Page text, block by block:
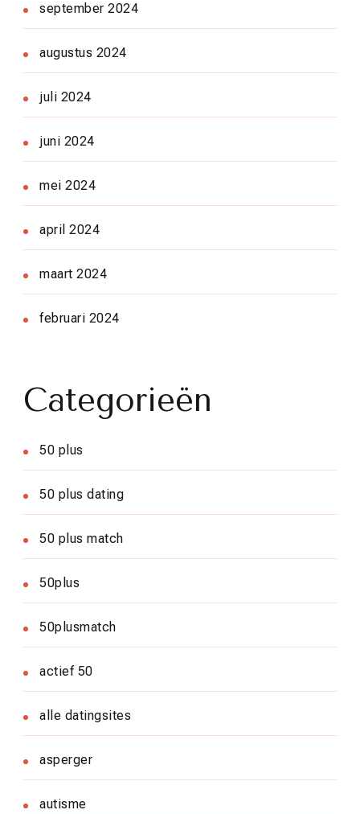
september 2024
augustus 2024
juli 2024
juni 2024
mei 2024
april 2024
maart 2024
februari 2024
Categorieën
50 plus
50 plus dating
50 plus match
50plus
50plusmatch
actief 50
alle datingsites
asperger
autisme